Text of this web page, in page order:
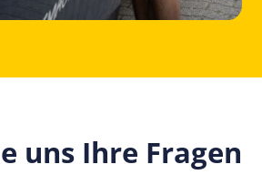
uns Ihre Fragen